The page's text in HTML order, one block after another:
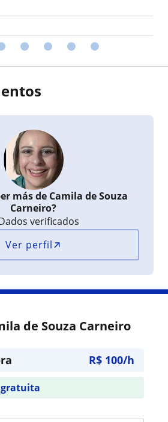
más de Camila de Souza
Carneiro?
verificados
Ver perfil
de Souza Carneiro
R$ 100/h